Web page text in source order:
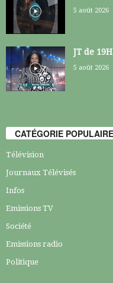
5 août 2026
JT de
5 août 2026
CATÉGORIE POPULAIRE
Télévision
Journaux Télévisés
Infos
Emissions TV
Société
Emissions radio
Politique